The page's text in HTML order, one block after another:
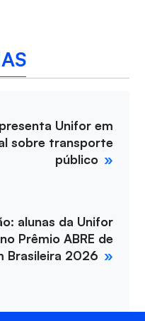
Unifor em
sobre transporte
público
alunas da Unifor
Prêmio ABRE de
Brasileira 2026